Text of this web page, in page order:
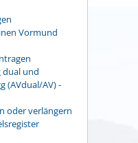
Vormund
und
(AVdual/AV) -
oder verlängern